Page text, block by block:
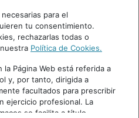
para el
tu consentimiento.
rechazarlas todas o
Política de Cookies.
la Página Web está referida a
y, por tanto, dirigida a
facultados para prescribir
ejercicio profesional. La
se facilita a título